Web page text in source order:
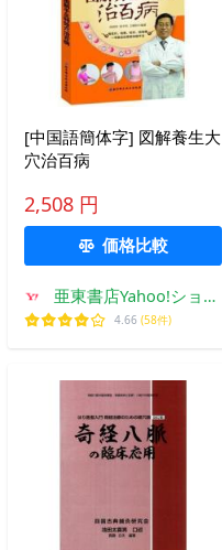
[中国語簡体字] 図解養生大
穴治百病
2,508 円
価格比較
亜東書店Yahoo!ショッ
プ
4.66 (58件)